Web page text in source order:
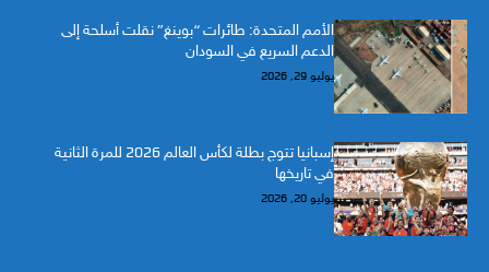
الأمم المتحدة: طائرات “بوينغ” نقلت أسلحة إلى
الدعم السريع في السودان
يوليو 29, 2026
إسبانيا تتوج بطلة لكأس العالم 2026 للمرة الثانية
في تاريخها
يوليو 20, 2026